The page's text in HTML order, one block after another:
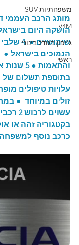
משפחתיות SUV
V4M
ג'יפון בגודל בינוני
ראשי
הנמוכים בישראל ●
והתאמות
עלויות טיפולים
זולים במיוחד  ●
עשוים
בקטגוריה זהה או
כרכב נוסף למשפחה